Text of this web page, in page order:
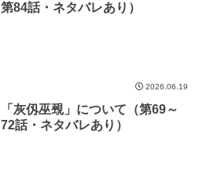
第84話・ネタバレあり）
2026.06.19
「灰仭巫覡」について（第69～
72話・ネタバレあり）